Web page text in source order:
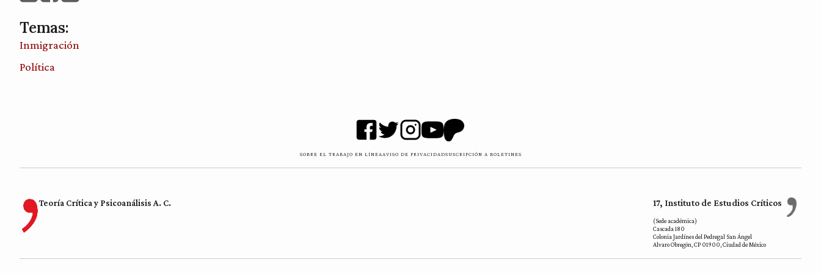
Temas:
Inmigración
Política
SOBRE EL TRABAJO EN LÍNEAAVISO DE PRIVACIDADSUSCRIPCIÓN A BOLETINES
Teoría Crítica y Psicoanálisis A. C. 17, Instituto de Estudios Críticos
(Sede académica)
Cascada 180
Colonia Jardínes del Pedregal San Ángel
Alvaro Obregón, CP 01900, Ciudad de México